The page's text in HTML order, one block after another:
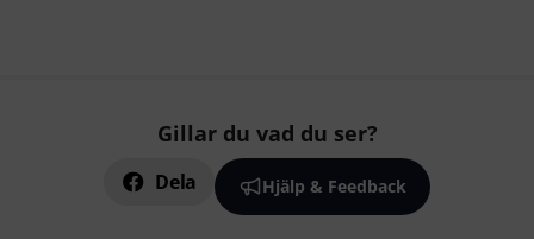
Gillar du vad du ser?
Dela Hjälp & Feedback